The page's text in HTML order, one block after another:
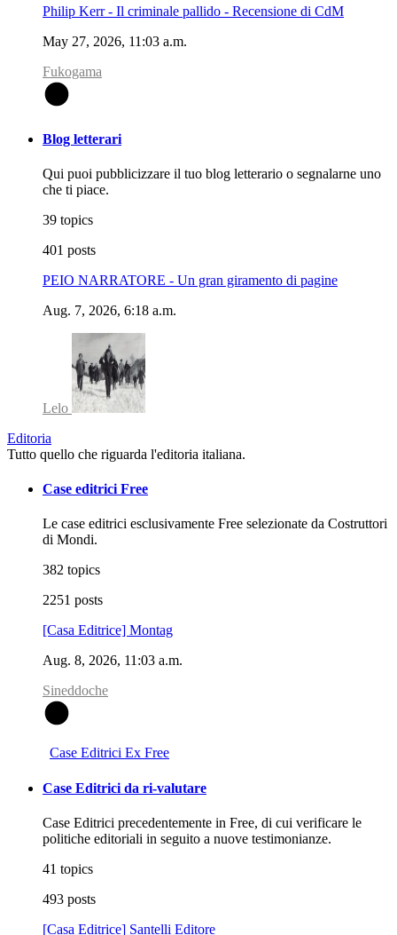
Philip Kerr - Il criminale pallido - Recensione di CdM
May 27, 2026, 11:03 a.m.
Fukogama
Blog letterari
Qui puoi pubblicizzare il tuo blog letterario o segnalarne uno
che ti piace.
39 topics
401 posts
PEIO NARRATORE - Un gran giramento di pagine
Aug. 7, 2026, 6:18 a.m.
Lelo
Editoria
Tutto quello che riguarda l'editoria italiana.
Case editrici Free
Le case editrici esclusivamente Free selezionate da Costruttori
di Mondi.
382 topics
2251 posts
[Casa Editrice] Montag
Aug. 8, 2026, 11:03 a.m.
Sineddoche
Case Editrici Ex Free
Case Editrici da ri-valutare
Case Editrici precedentemente in Free, di cui verificare le
politiche editoriali in seguito a nuove testimonianze.
41 topics
493 posts
[Casa Editrice] Santelli Editore